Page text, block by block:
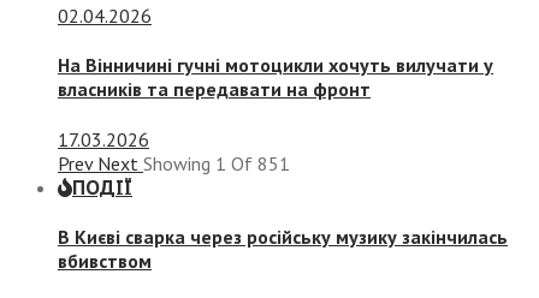
02.04.2026
На Вінничині гучні мотоцикли хочуть вилучати у
власників та передавати на фронт
17.03.2026
Prev Next Showing 1 Of 851
ПОДІЇ
В Києві сварка через російську музику закінчилась
вбивством